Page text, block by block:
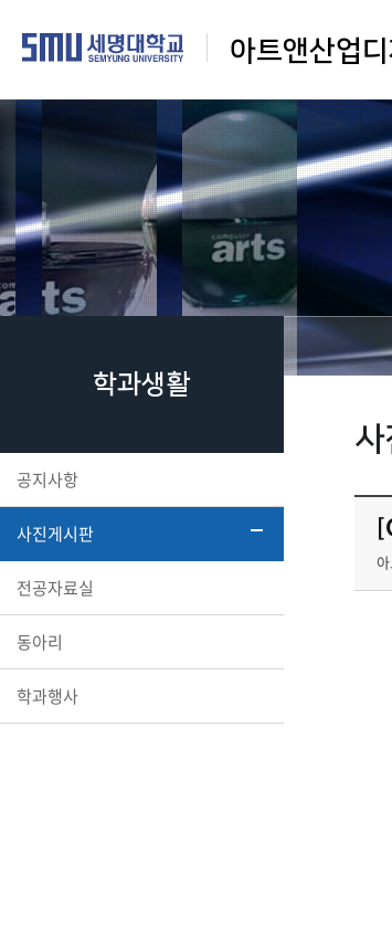
아트앤산업
학과생활
공지사항
사진게시판
전공자료실
동아리
학과행사